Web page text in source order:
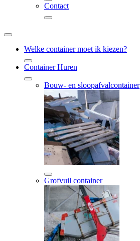
Contact
Welke container moet ik kiezen?
Container Huren
Bouw- en sloopafvalcontainer
Grofvuil container